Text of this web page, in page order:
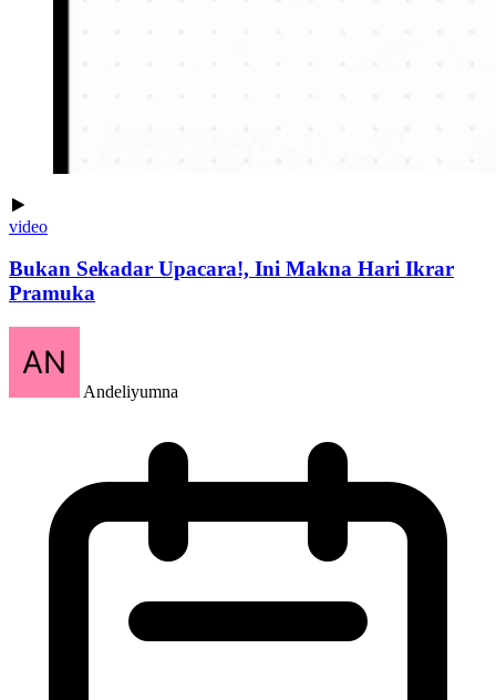
video
Bukan Sekadar Upacara!, Ini Makna Hari Ikrar
Pramuka
Andeliyumna